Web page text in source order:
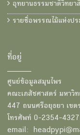
อุทยานธรรมชาติวิทยา
รายชื่อพรรณไม้แห่งป
ที่อยู่
ศูนย์ข้อมูลสมุนไพร
คณะเภสัชศาสตร์ มหาวิ
447 ถนนศรีอยุธยา เขต
โทรศัพท์ 0-2354-
email: